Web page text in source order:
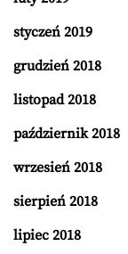
styczeń 2019
grudzień 2018
listopad 2018
październik 2018
wrzesień 2018
sierpień 2018
lipiec 2018